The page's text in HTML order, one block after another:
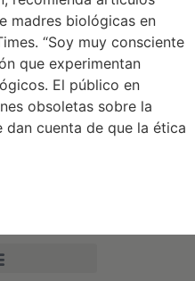
madres biológicas en
“Soy muy consciente
que experimentan
El público en
obsoletas sobre la
dan cuenta de que la ética